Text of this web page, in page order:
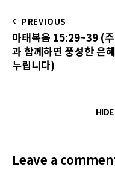
PREVIOUS
마태복음 15:29~39 (
과 함께하면 풍성한 은
누립니다)
Leave a